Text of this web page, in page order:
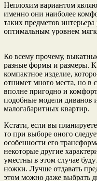
Неплохим вариантом
именно они наиболее
таких предметов
оптимальным уровнем
Ко всему прочему,
разные формы и размеры.
компактное изделие,
отнимет много места, но в
вполне пригодно и
подобные модели диванов
малогабаритных квартир.
Кстати, если вы
то при выборе оного
особенности его
некоторые другие
уместны в этом случае
ножки. Лучше отдавать
этом можно даже выбрать